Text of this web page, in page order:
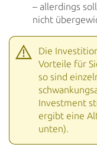
– allerdings
nicht
Die
Vorteile für
so sind
Investment
ergibt eine
unten).